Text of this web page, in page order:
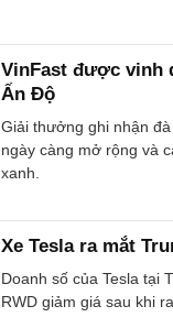
VinFast được vinh
Ấn Độ
Giải thưởng ghi nhận
ngày càng mở rộng và
xanh.
Xe Tesla ra mắt
Doanh số của Tesla tại
RWD giảm giá sau khi